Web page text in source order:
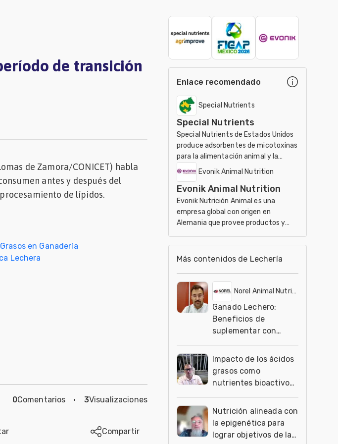
de transición
de Zamora/CONICET) habla
antes y después del
de lípidos.
en Ganadería
Lechera
0Comentarios · 3Visualizaciones
Compartir
Enlace recomendado
Special Nutrients
Special Nutrients
Special Nutrients de Estados Unidos
produce adsorbentes de micotoxinas
para la alimentación animal y la
agricultura orgánica mundial
Evonik Animal Nutrition
Evonik Animal Nutrition
Evonik Nutrición Animal es una
empresa global con origen en
Alemania que provee productos y
probióticos para aves y cerdo
Más contenidos de Lechería
Norel Animal Nutrition
Ganado Lechero:
Beneficios de
suplementar con
Omega 3
Impacto de los ácidos
grasos como
nutrientes bioactivos
en el desarrollo de las
crías
Nutrición alineada con
la epigenética para
lograr objetivos de la